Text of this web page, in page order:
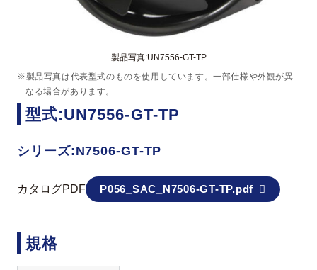
製品写真:UN7556-GT-TP
※製品写真は代表型式のものを使用しています。一部仕様や外観が異
なる場合があります。
型式:UN7556-GT-TP
シリーズ:N7506-GT-TP
カタログPDF P056_SAC_N7506-GT-TP.pdf
規格